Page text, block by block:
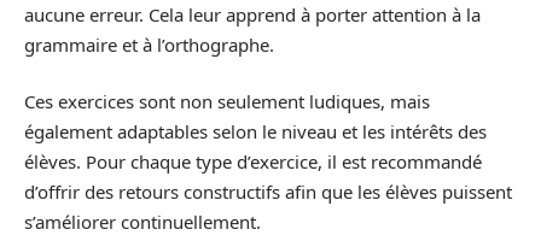
aucune erreur. Cela leur apprend à porter attention à la
grammaire et à l’orthographe.
Ces exercices sont non seulement ludiques, mais
également adaptables selon le niveau et les intérêts des
élèves. Pour chaque type d’exercice, il est recommandé
d’offrir des retours constructifs afin que les élèves puissent
s’améliorer continuellement.